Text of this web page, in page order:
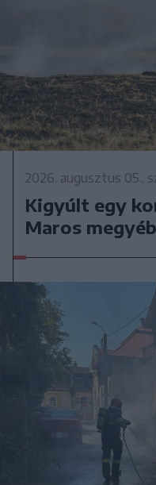
2026. augusztus 05.,
Kigyúlt egy
Maros